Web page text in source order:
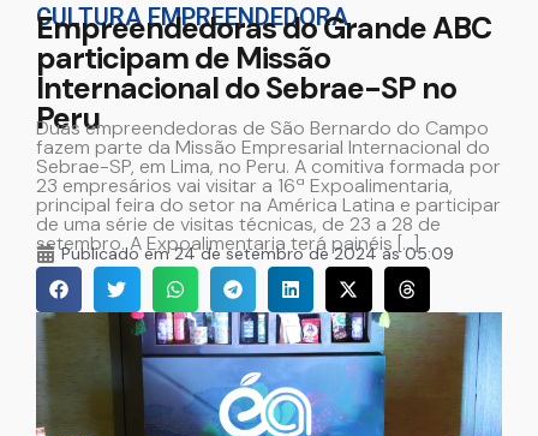
CULTURA EMPREENDEDORA
Empreendedoras do Grande ABC
participam de Missão
Internacional do Sebrae-SP no
Peru
Duas empreendedoras de São Bernardo do Campo
fazem parte da Missão Empresarial Internacional do
Sebrae-SP, em Lima, no Peru. A comitiva formada por
23 empresários vai visitar a 16ª Expoalimentaria,
principal feira do setor na América Latina e participar
de uma série de visitas técnicas, de 23 a 28 de
setembro. A Expoalimentaria terá painéis […]
Publicado em24 de setembro de 2024 às 05:09